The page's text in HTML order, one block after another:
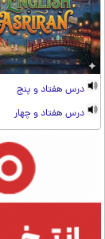
درس هفتاد و پنج
درس هفتاد و چهار